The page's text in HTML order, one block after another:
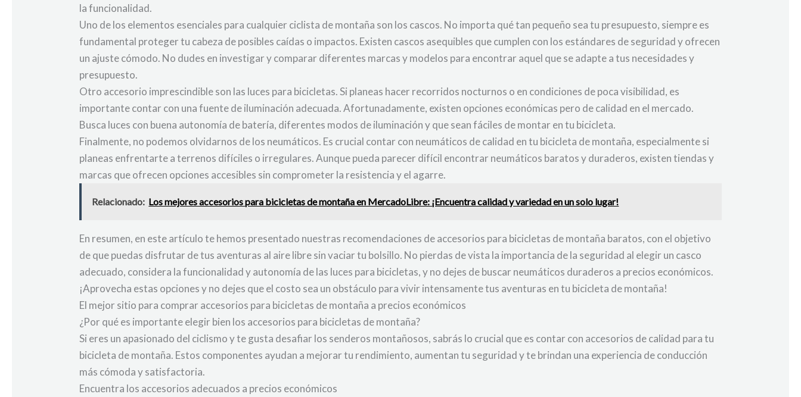
la funcionalidad.
Uno de los elementos esenciales para cualquier ciclista de montaña son los cascos. No importa qué tan pequeño sea tu presupuesto, siempre es
fundamental proteger tu cabeza de posibles caídas o impactos. Existen cascos asequibles que cumplen con los estándares de seguridad y ofrecen
un ajuste cómodo. No dudes en investigar y comparar diferentes marcas y modelos para encontrar aquel que se adapte a tus necesidades y
presupuesto.
Otro accesorio imprescindible son las luces para bicicletas. Si planeas hacer recorridos nocturnos o en condiciones de poca visibilidad, es
importante contar con una fuente de iluminación adecuada. Afortunadamente, existen opciones económicas pero de calidad en el mercado.
Busca luces con buena autonomía de batería, diferentes modos de iluminación y que sean fáciles de montar en tu bicicleta.
Finalmente, no podemos olvidarnos de los neumáticos. Es crucial contar con neumáticos de calidad en tu bicicleta de montaña, especialmente si
planeas enfrentarte a terrenos difíciles o irregulares. Aunque pueda parecer difícil encontrar neumáticos baratos y duraderos, existen tiendas y
marcas que ofrecen opciones accesibles sin comprometer la resistencia y el agarre.
Relacionado: Los mejores accesorios para bicicletas de montaña en MercadoLibre: ¡Encuentra calidad y variedad en un solo lugar!
En resumen, en este artículo te hemos presentado nuestras recomendaciones de accesorios para bicicletas de montaña baratos, con el objetivo
de que puedas disfrutar de tus aventuras al aire libre sin vaciar tu bolsillo. No pierdas de vista la importancia de la seguridad al elegir un casco
adecuado, considera la funcionalidad y autonomía de las luces para bicicletas, y no dejes de buscar neumáticos duraderos a precios económicos.
¡Aprovecha estas opciones y no dejes que el costo sea un obstáculo para vivir intensamente tus aventuras en tu bicicleta de montaña!
El mejor sitio para comprar accesorios para bicicletas de montaña a precios económicos
¿Por qué es importante elegir bien los accesorios para bicicletas de montaña?
Si eres un apasionado del ciclismo y te gusta desafiar los senderos montañosos, sabrás lo crucial que es contar con accesorios de calidad para tu
bicicleta de montaña. Estos componentes ayudan a mejorar tu rendimiento, aumentan tu seguridad y te brindan una experiencia de conducción
más cómoda y satisfactoria.
Encuentra los accesorios adecuados a precios económicos